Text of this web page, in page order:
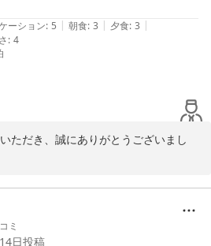
ので
良かったです。
ーション: 5 | 朝食: 3 | 夕食: 3 |
: 4
ただき、誠にありがとうございまし
す。
きまして、連泊でのご滞在においてメ
ミ
日投稿